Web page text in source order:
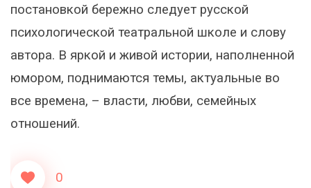
постановкой бережно следует русской
психологической театральной школе и слову
автора. В яркой и живой истории, наполненной
юмором, поднимаются темы, актуальные во
все времена, – власти, любви, семейных
отношений.
0